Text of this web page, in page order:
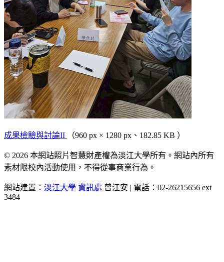
成果檢驗與討論II （960 px × 1280 px、182.85 KB ）
© 2026 本網站照片智慧財產權為淡江大學所有。網站內所有
素材限校內活動使用，不得從事商業行為。
網站建置： 淡江大學 資訊處 曾江安 | 電話：02-26215656 ext
3484